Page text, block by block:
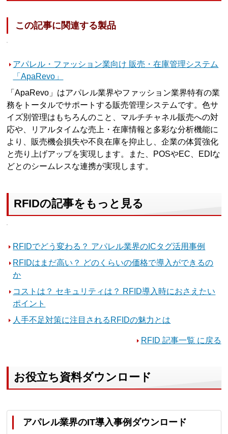
この記事に関連する製品
アパレル・ファッション業向け 販売・在庫管理システム
「ApaRevo」
「ApaRevo」はアパレル業界やファッション業界特有の業
務をトータルでサポートする販売管理システムです。色サ
イズ別管理はもちろんのこと、マルチチャネル販売への対
応や、リアルタイムな売上・在庫情報と多彩な分析機能に
より、販売機会損失や不良在庫を抑止し、企業の体質強化
と売り上げアップを実現します。また、POSやEC、EDIな
どとのシームレスな連携が実現します。
RFIDの記事をもっと見る
RFIDでどう変わる？ アパレル業界のICタグ活用事例
RFIDはまだ高い？ どのくらいの価格で導入ができるの
か
コストは？ セキュリティは？ RFID導入時におさえたい
ポイント
人手不足対策に注目されるRFIDの魅力とは
RFID 記事一覧 に戻る
お役立ち資料ダウンロード
アパレル業界のIT導入事例ダウンロード